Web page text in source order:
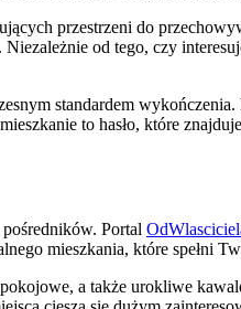
przestrzeni do
od tego, czy
standardem
to hasło, które
Portal
mieszkania, które spełni
a także urokliwe